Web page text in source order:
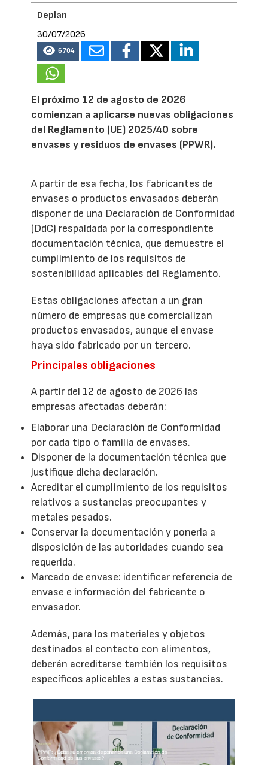
Deplan
30/07/2026
6704
El próximo 12 de agosto de 2026
comienzan a aplicarse nuevas obligaciones
del Reglamento (UE) 2025/40 sobre
envases y residuos de envases (PPWR).
A partir de esa fecha, los fabricantes de
envases o productos envasados deberán
disponer de una Declaración de Conformidad
(DdC) respaldada por la correspondiente
documentación técnica, que demuestre el
cumplimiento de los requisitos de
sostenibilidad aplicables del Reglamento.
Estas obligaciones afectan a un gran
número de empresas que comercializan
productos envasados, aunque el envase
haya sido fabricado por un tercero.
Principales obligaciones
A partir del 12 de agosto de 2026 las
empresas afectadas deberán:
Elaborar una Declaración de Conformidad
por cada tipo o familia de envases.
Disponer de la documentación técnica que
justifique dicha declaración.
Acreditar el cumplimiento de los requisitos
relativos a sustancias preocupantes y
metales pesados.
Conservar la documentación y ponerla a
disposición de las autoridades cuando sea
requerida.
Marcado de envase: identificar referencia de
envase e información del fabricante o
envasador.
Además, para los materiales y objetos
destinados al contacto con alimentos,
deberán acreditarse también los requisitos
específicos aplicables a estas sustancias.